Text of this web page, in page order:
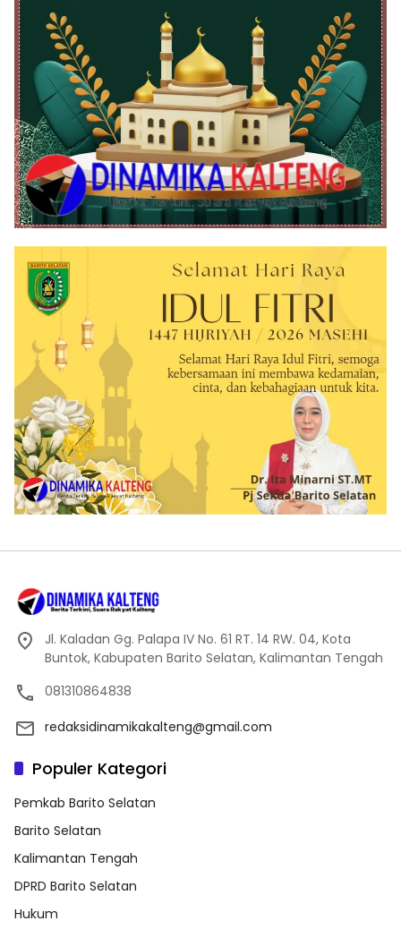
Jl. Kaladan Gg. Palapa IV No. 61 RT. 14 RW. 04, Kota
Buntok, Kabupaten Barito Selatan, Kalimantan Tengah
081310864838
redaksidinamikakalteng@gmail.com
Populer Kategori
Pemkab Barito Selatan
Barito Selatan
Kalimantan Tengah
DPRD Barito Selatan
Hukum